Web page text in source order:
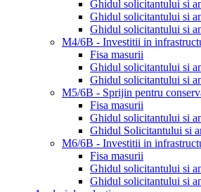
Ghidul solicitantului si
Ghidul solicitantului si
Ghidul solicitantului si
M4/6B - Investitii in
Fisa masurii
Ghidul solicitantului si
Ghidul solicitantului si
M5/6B - Sprijin pentru
Fisa masurii
Ghidul solicitantului si
Ghidul Solicitantului si
M6/6B - Investitii in
Fisa masurii
Ghidul solicitantului si
Ghidul solicitantului si